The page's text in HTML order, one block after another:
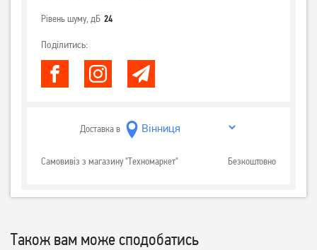
Рівень шуму, дБ 24
Поділитись:
Доставка в
Самовивіз з магазину "Техномаркет" Безкоштовно
Також вам може сподобатись